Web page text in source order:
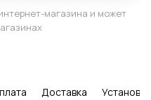
магазина и может
Доставка Установка